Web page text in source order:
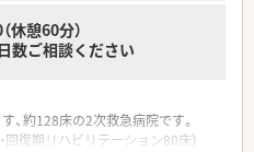
休憩60分）
数ご相談ください
、約128床の2次救急病院です。
回復期リハビリテーション80床）